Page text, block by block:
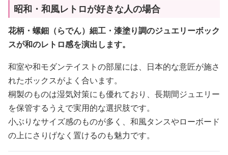
昭和・和風レトロが好きな人の場合
花柄・螺鈿（らでん）細工・漆塗り調のジュエリーボック
スが和のレトロ感を演出します。
和室や和モダンテイストの部屋には、日本的な意匠が施さ
れたボックスがよく合います。
桐製のものは湿気対策にも優れており、長期間ジュエリー
を保管するうえで実用的な選択肢です。
小ぶりなサイズ感のものが多く、和風タンスやローボード
の上にさりげなく置けるのも魅力です。